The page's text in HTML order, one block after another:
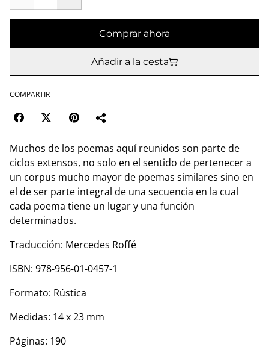
Comprar ahora
Añadir a la cesta
COMPARTIR
Muchos de los poemas aquí reunidos son parte de
ciclos extensos, no solo en el sentido de pertenecer a
un corpus mucho mayor de poemas similares sino en
el de ser parte integral de una secuencia en la cual
cada poema tiene un lugar y una función
determinados.
Traducción: Mercedes Roffé
ISBN: 978-956-01-0457-1
Formato: Rústica
Medidas: 14 x 23 mm
Páginas: 190